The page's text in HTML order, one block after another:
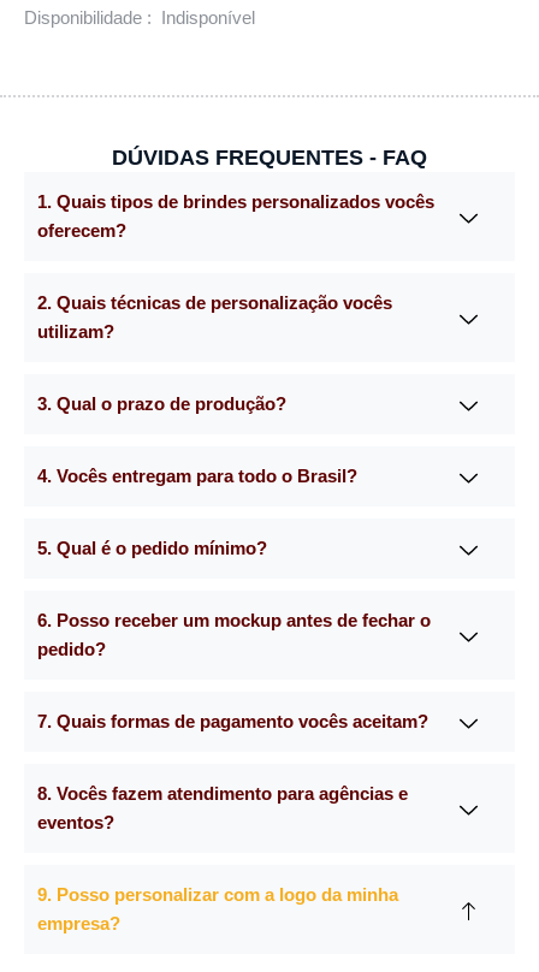
Disponibilidade : Indisponível
DÚVIDAS FREQUENTES - FAQ
1. Quais tipos de brindes personalizados vocês
oferecem?
2. Quais técnicas de personalização vocês
utilizam?
3. Qual o prazo de produção?
4. Vocês entregam para todo o Brasil?
5. Qual é o pedido mínimo?
6. Posso receber um mockup antes de fechar o
pedido?
7. Quais formas de pagamento vocês aceitam?
8. Vocês fazem atendimento para agências e
eventos?
9. Posso personalizar com a logo da minha
empresa?